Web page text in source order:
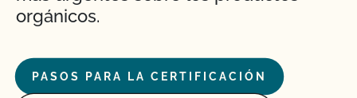
orgánicos.
PASOS PARA LA CERTIFICACIÓN